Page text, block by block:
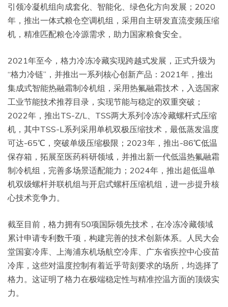
引领冷凝机组向成套化、智能化、绿色化方向发展；2020
年，推出一体式粮仓空调机组，采用自主研发直流变频压缩
机，精准匹配粮仓冷源需求，助力国家粮食安全。
2021年至今，格力冷冻冷藏实现跨越式发展，正式升级为
“格力冷链”，并推出一系列核心创新产品：2021年，推出
集成式智能热融霜制冷机组，采用热氟融霜技术，入选国家
工业节能技术推荐目录，实现节能与稳定的双重突破；
2022年，推出TS-Z/L、TSS两大系列冷冻冷藏螺杆式压缩
机，其中TSS-L系列采用单机双极压缩技术，最低蒸发温度
可达-65℃，突破单级压缩极限；2023年，推出-86℃低温
保存箱，拓展至医药科研领域，并推出新一代低温热氟融霜
制冷机组，完善多场景适配能力；2024年，推出超低温单
机双级螺杆并联机组与开启式螺杆压缩机组，进一步提升核
心技术竞争力。
截至目前，格力拥有50项国际领先技术，在冷冻冷藏领域
累计申请专利数千项，构建完善的技术创新体系。人民大会
堂国宴冷库、上海浦东机场航空冷库、广东省疾控中心疫苗
冷库，这些对温度控制有着近乎苛刻要求的场所，均选择了
格力。这证明了格力在极端稳定性与精准控温方面的顶级实
力。